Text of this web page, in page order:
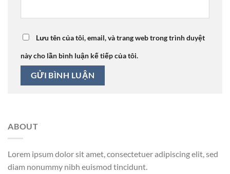
Lưu tên của tôi, email, và trang web trong trình duyệt
này cho lần bình luận kế tiếp của tôi.
ABOUT
Lorem ipsum dolor sit amet, consectetuer adipiscing elit, sed
diam nonummy nibh euismod tincidunt.